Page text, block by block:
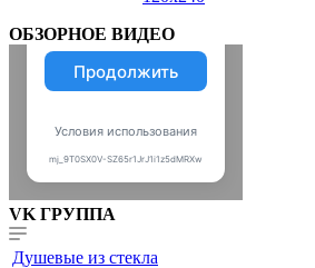
ОБЗОРНОЕ ВИДЕО
VK ГРУППА
Душевые из стекла